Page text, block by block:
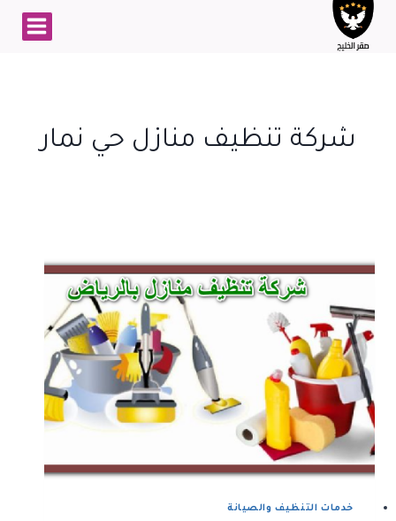
التجاوز
شركة تنظيف منازل حي نمار
خدمات التنظيف والصيانة